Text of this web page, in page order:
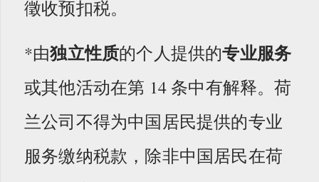
徵收预扣税。
*由独立性质的个人提供的专业服务
或其他活动在第 14 条中有解释。荷
兰公司不得为中国居民提供的专业
服务缴纳税款，除非中国居民在荷